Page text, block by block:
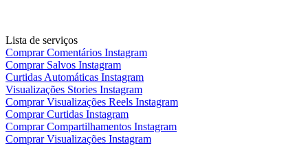
Lista de serviços
Comprar Comentários Instagram
Comprar Salvos Instagram
Curtidas Automáticas Instagram
Visualizações Stories Instagram
Comprar Visualizações Reels Instagram
Comprar Curtidas Instagram
Comprar Compartilhamentos Instagram
Comprar Visualizações Instagram